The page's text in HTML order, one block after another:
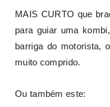
MAIS CURTO que
para guiar uma
barriga do motorista,
muito comprido.
Ou também este: